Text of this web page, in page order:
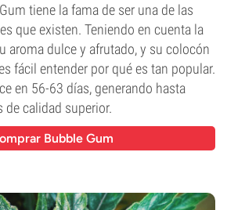
tiene la fama de ser una de las
que existen. Teniendo en cuenta la
aroma dulce y afrutado, y su colocón
fácil entender por qué es tan popular.
en 56-63 días, generando hasta
calidad superior.
Bubble Gum